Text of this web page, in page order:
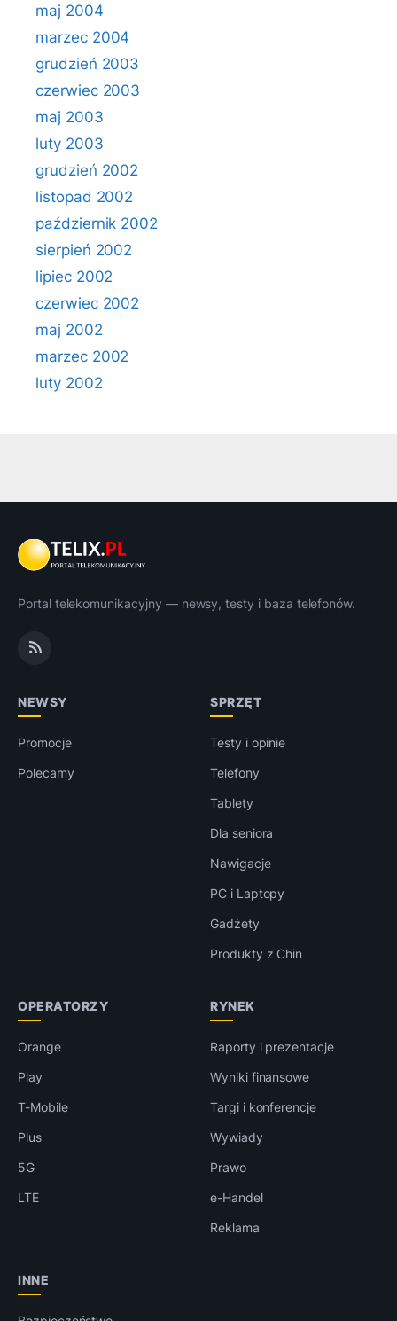
maj 2004
marzec 2004
grudzień 2003
czerwiec 2003
maj 2003
luty 2003
grudzień 2002
listopad 2002
październik 2002
sierpień 2002
lipiec 2002
czerwiec 2002
maj 2002
marzec 2002
luty 2002
Portal telekomunikacyjny — newsy, testy i baza telefonów.
NEWSY
Promocje
Polecamy
SPRZĘT
Testy i opinie
Telefony
Tablety
Dla seniora
Nawigacje
PC i Laptopy
Gadżety
Produkty z Chin
OPERATORZY
Orange
Play
T-Mobile
Plus
5G
LTE
RYNEK
Raporty i prezentacje
Wyniki finansowe
Targi i konferencje
Wywiady
Prawo
e-Handel
Reklama
INNE